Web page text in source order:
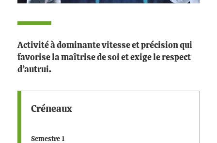
Activité à dominante vitesse et précision qui
favorise la maîtrise de soi et exige le respect
d’autrui.
Créneaux
Semestre 1